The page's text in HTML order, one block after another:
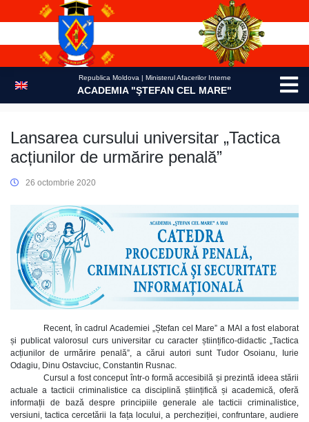
Republica Moldova | Ministerul Afacerilor Interne
ACADEMIA "ŞTEFAN CEL MARE"
Lansarea cursului universitar „Tactica
acțiunilor de urmărire penală”
26 octombrie 2020
Recent, în cadrul Academiei „Ștefan cel Mare” a MAI a fost elaborat
și publicat valorosul curs universitar cu caracter științifico-didactic „Tactica
acțiunilor de urmărire penală”, a cărui autori sunt Tudor Osoianu, Iurie
Odagiu, Dinu Ostavciuc, Constantin Rusnac.
Cursul a fost conceput într-o formă accesibilă și prezintă ideea stării
actuale a tacticii criminalistice ca disciplină științifică și academică, oferă
informații de bază despre principiile generale ale tacticii criminalistice,
versiuni, tactica cercetării la fața locului, a percheziției, confruntare, audiere